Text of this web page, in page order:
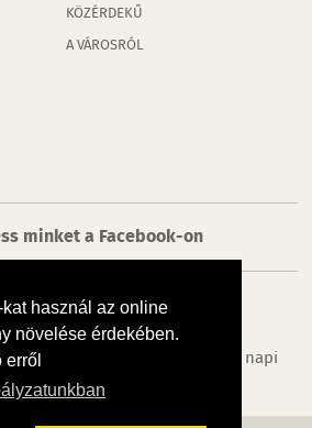
használ az online
növelése érdekében.
KÖZÉRDEKŰ
A VÁROSRÓL
minket a Facebook-on
Hírek, programok, képek, napi
ami Győr